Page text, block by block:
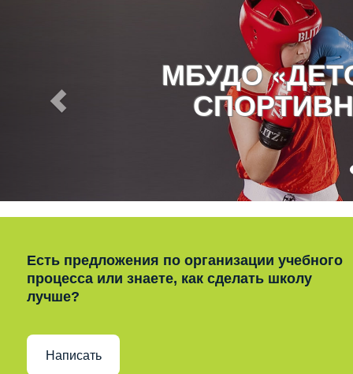
МБУДО
Есть предложения по организации учебного
процесса или знаете, как сделать школу
лучше?
Написать